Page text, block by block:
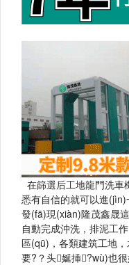
在篩選后工地龍門洗車
悉有自信的就可以進(jìn)
發(fā)現(xiàn)隆茂鑫晟
自動完成沖洗，排
區(qū)，各類建筑工
要?？头娫挿?wù)也很